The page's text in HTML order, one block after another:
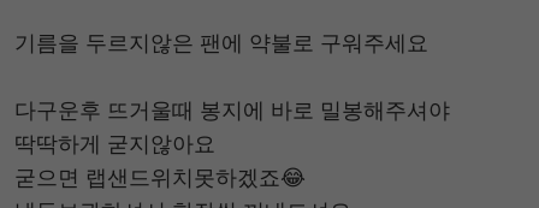
기름을 두르지않은 팬에 약불로 구워주세요
다구운후 뜨거울때 봉지에 바로 밀봉해주셔야
딱딱하게 굳지않아요
굳으면 랩샌드위치못하겠죠😂